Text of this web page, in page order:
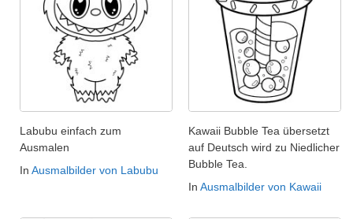
Labubu einfach zum
Ausmalen
In Ausmalbilder von Labubu
Kawaii Bubble Tea übersetzt
auf Deutsch wird zu Niedlicher
Bubble Tea.
In Ausmalbilder von Kawaii